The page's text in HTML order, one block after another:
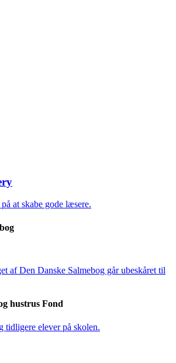
at skabe gode læsere.
af Den Danske Salmebog går ubeskåret til
hustrus Fond
tidligere elever på skolen.